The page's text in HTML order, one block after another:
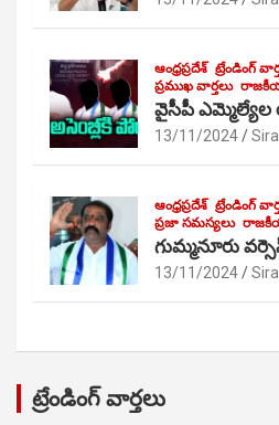
ఆంధ్రప్రదేశ్ ట్రేండింగ్
ప్రముఖ వార్తలు
వైసీపీ
13/11/2024
ఆంధ్రప్రదేశ్ ట్రేండింగ్
ప్రజా సమస్యలు
గుమ్మనూరు
13/11/2024
ట్రేండింగ్ వార్తలు